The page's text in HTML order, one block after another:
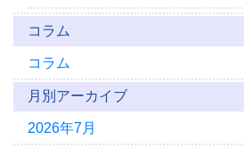
コラム
コラム
月別アーカイブ
2026年7月